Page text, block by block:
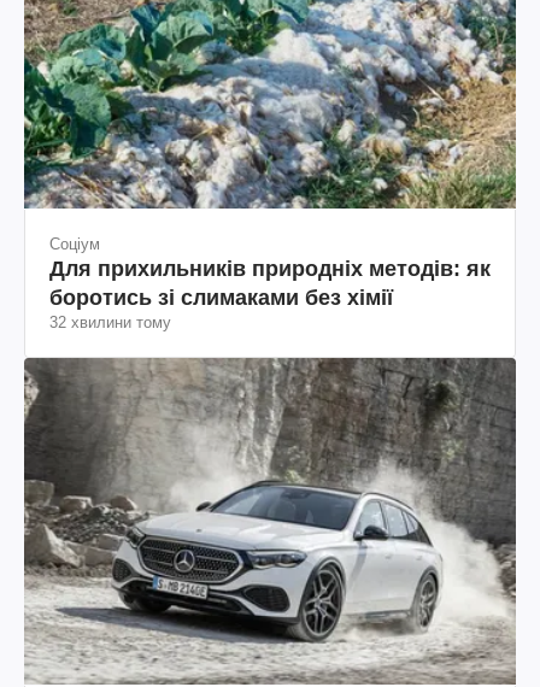
Соціум
Для прихильників природніх методів: як
боротись зі слимаками без хімії
32 хвилини тому